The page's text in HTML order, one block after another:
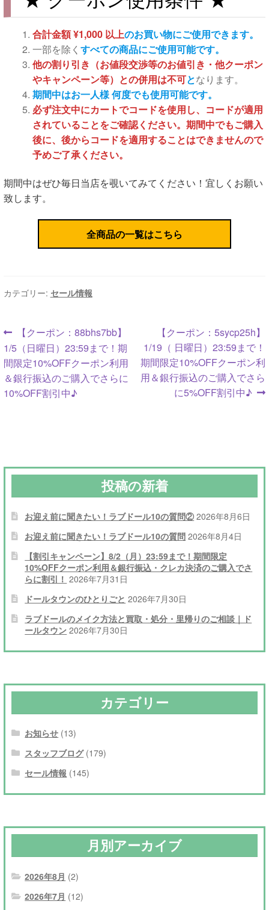
合計金額 ¥1,000 以上のお買い物にご使用できます。
一部を除く すべての商品にご使用可能です。
他の割り引き（お値段交渉等のお値引き・他クーポン
やキャンペーン等）との併用は不可となります。
期間中はお一人様 何度でも使用可能です。
必ず注文中にカートでコードを使用し、コードが適用
されていることをご確認ください。期間中でもご購入
後に、後からコードを適用することはできませんので
予めご了承ください。
期間中はぜひ毎日当店を覗いてみてください！宜しくお願い
致します。
全商品の一覧はこちら
カテゴリー: セール情報
投
稿
ナ
ビ
シ
ョ
ン
前
の
投
稿:
【クーポン：88bhs7bb】
1/5（日曜日）23:59まで！期
間限定10%OFFクーポン利用
＆銀行振込のご購入でさらに
10%OFF割引中♪
次
の
投
稿:
【クーポン：5sycp25h】
1/19（ 日曜日）23:59まで！
期間限定10%OFFクーポン利
用＆銀行振込のご購入でさら
に5%OFF割引中♪
投稿の新着
お迎え前に聞きたい！ラブドール10の質問② 2026年8月6日
お迎え前に聞きたい！ラブドール10の質問 2026年8月4日
【割引キャンペーン】8/2（月）23:59まで！期間限定
10%OFFクーポン利用＆銀行振込・クレカ決済のご購入でさ
らに割引！ 2026年7月31日
ドールタウンのひとりごと 2026年7月30日
ラブドールのメイク方法と買取・処分・里帰りのご相談｜ド
ールタウン 2026年7月30日
カテゴリー
お知らせ (13)
スタッフブログ(179)
セール情報 (145)
月別アーカイブ
2026年8月 (2)
2026年7月 (12)